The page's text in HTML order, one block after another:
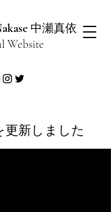
​ 中瀬真依
Website
更新しました